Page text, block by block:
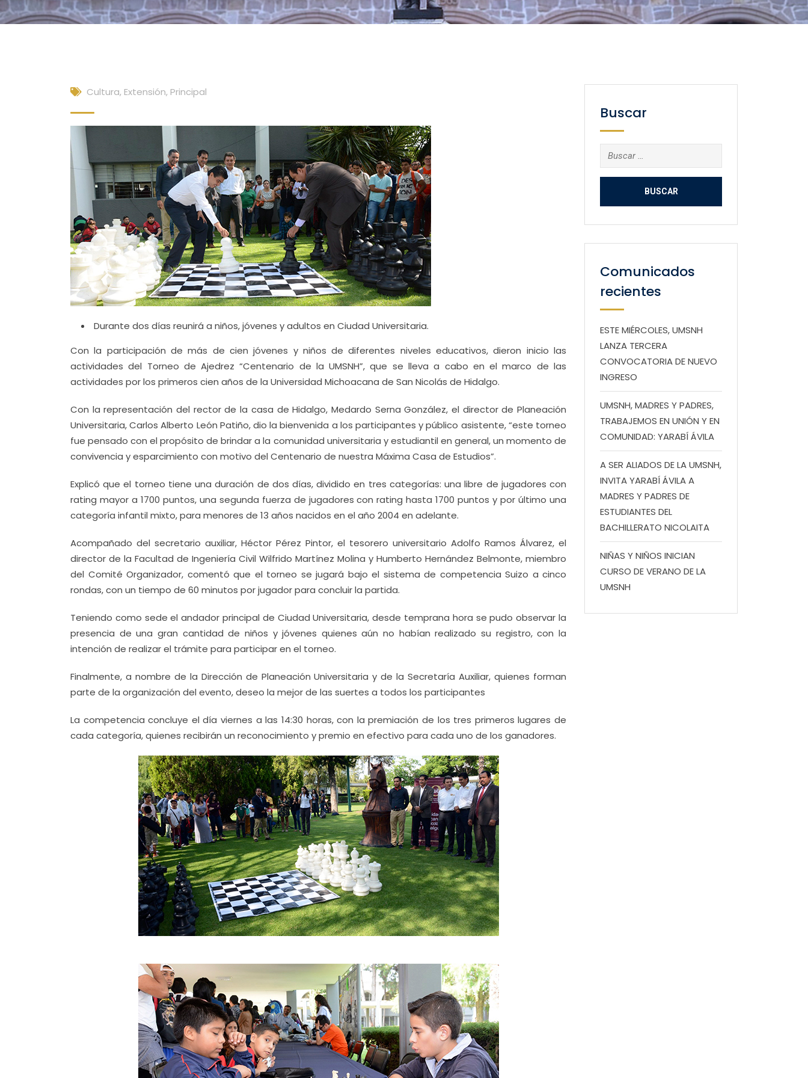
Cultura, Extensión, Principal
Durante dos días reunirá a niños, jóvenes y adultos en Ciudad Universitaria.
Con la participación de más de cien jóvenes y niños de diferentes niveles educativos, dieron inicio las
actividades del Torneo de Ajedrez “Centenario de la UMSNH”, que se lleva a cabo en el marco de las
actividades por los primeros cien años de la Universidad Michoacana de San Nicolás de Hidalgo.
Con la representación del rector de la casa de Hidalgo, Medardo Serna González, el director de Planeación
Universitaria, Carlos Alberto León Patiño, dio la bienvenida a los participantes y público asistente, “este torneo
fue pensado con el propósito de brindar a la comunidad universitaria y estudiantil en general, un momento de
convivencia y esparcimiento con motivo del Centenario de nuestra Máxima Casa de Estudios”.
Explicó que el torneo tiene una duración de dos días, dividido en tres categorías: una libre de jugadores con
rating mayor a 1700 puntos, una segunda fuerza de jugadores con rating hasta 1700 puntos y por último una
categoría infantil mixto, para menores de 13 años nacidos en el año 2004 en adelante.
Acompañado del secretario auxiliar, Héctor Pérez Pintor, el tesorero universitario Adolfo Ramos Álvarez, el
director de la Facultad de Ingeniería Civil Wilfrido Martínez Molina y Humberto Hernández Belmonte, miembro
del Comité Organizador, comentó que el torneo se jugará bajo el sistema de competencia Suizo a cinco
rondas, con un tiempo de 60 minutos por jugador para concluir la partida.
Teniendo como sede el andador principal de Ciudad Universitaria, desde temprana hora se pudo observar la
presencia de una gran cantidad de niños y jóvenes quienes aún no habían realizado su registro, con la
intención de realizar el trámite para participar en el torneo.
Finalmente, a nombre de la Dirección de Planeación Universitaria y de la Secretaría Auxiliar, quienes forman
parte de la organización del evento, deseo la mejor de las suertes a todos los participantes
La competencia concluye el día viernes a las 14:30 horas, con la premiación de los tres primeros lugares de
cada categoría, quienes recibirán un reconocimiento y premio en efectivo para cada uno de los ganadores.
Buscar
Buscar:
Comunicados
recientes
ESTE MIÉRCOLES, UMSNH
LANZA TERCERA
CONVOCATORIA DE NUEVO
INGRESO
UMSNH, MADRES Y PADRES,
TRABAJEMOS EN UNIÓN Y EN
COMUNIDAD: YARABÍ ÁVILA
A SER ALIADOS DE LA UMSNH,
INVITA YARABÍ ÁVILA A
MADRES Y PADRES DE
ESTUDIANTES DEL
BACHILLERATO NICOLAITA
NIÑAS Y NIÑOS INICIAN
CURSO DE VERANO DE LA
UMSNH